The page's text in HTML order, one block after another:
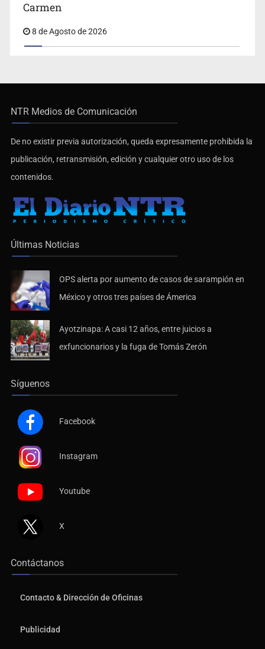
Carmen
8 de Agosto de 2026
NTR Medios de Comunicación
De no existir previa autorización, queda expresamente prohibida la
publicación, retransmisión, edición y cualquier otro uso de los
contenidos.
Últimas Noticias
OPS alerta por aumento de casos de sarampión en
México y otros tres países de Ámerica
Ayotzinapa: A casi 12 años, entre juicios a
exfuncionarios y la fuga de Tomás Zerón
Síguenos
Facebook
Instagram
Youtube
X
Contáctanos
Contacto & Dirección de Oficinas
Publicidad